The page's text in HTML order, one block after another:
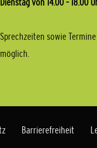
Sprechzeiten sowie
möglich.
Barrierefreiheit